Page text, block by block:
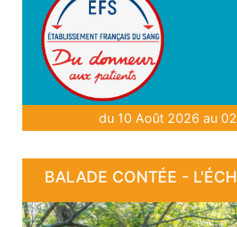
du 10 Août 2026 au
BALADE CONTÉE -